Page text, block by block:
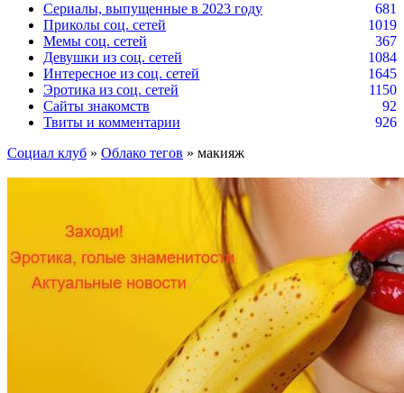
Сериалы, выпущенные в 2023 году
681
Приколы соц. сетей
1019
Мемы соц. сетей
367
Девушки из соц. сетей
1084
Интересное из соц. сетей
1645
Эротика из соц. сетей
1150
Сайты знакомств
92
Твиты и комментарии
926
Социал клуб » Облако тегов » макияж